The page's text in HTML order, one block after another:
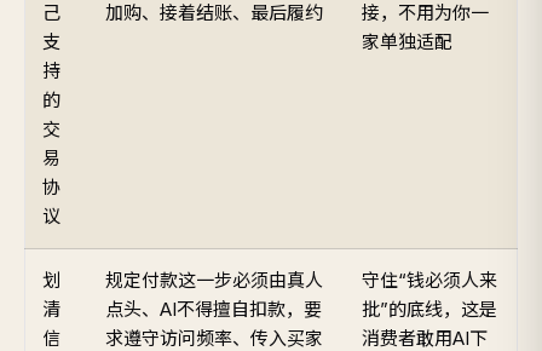
己
支
持
的
交
易
协
议
加购、接着结账、最后履约
接，不用为你一
家单独适配
划
清
信
规定付款这一步必须由真人
点头、AI不得擅自扣款，要
求遵守访问频率、传入买家
守住“钱必须人来
批”的底线，这是
消费者敢用AI下